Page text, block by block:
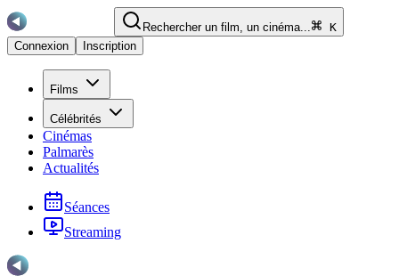
Rechercher un film, un cinéma...
K
Connexion
Inscription
Films
Célébrités
Cinémas
Palmarès
Actualités
Séances
Streaming